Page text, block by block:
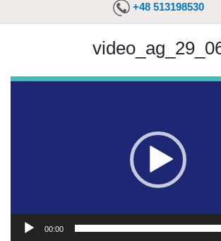
+48 513198530
Odtwarzacz
00:00